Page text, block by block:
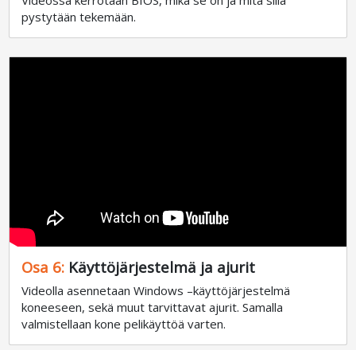
pystytään tekemään.
Osa 6: Käyttöjärjestelmä ja ajurit
Videolla asennetaan Windows –käyttöjärjestelmä
koneeseen, sekä muut tarvittavat ajurit. Samalla
valmistellaan kone pelikäyttöä varten.